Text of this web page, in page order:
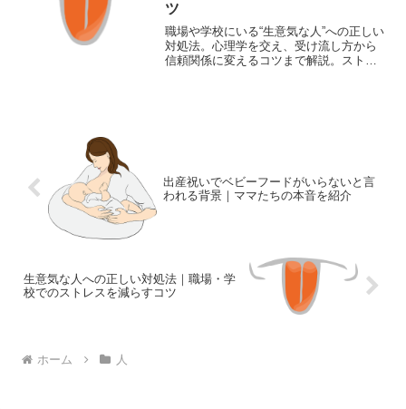
ツ
職場や学校にいる“生意気な人”への正しい
対処法。心理学を交え、受け流し方から
信頼関係に変えるコツまで解説。ストレ
出産祝いでベビーフードがいらないと言
われる背景｜ママたちの本音を紹介
生意気な人への正しい対処法｜職場・学
校でのストレスを減らすコツ
ホーム 人